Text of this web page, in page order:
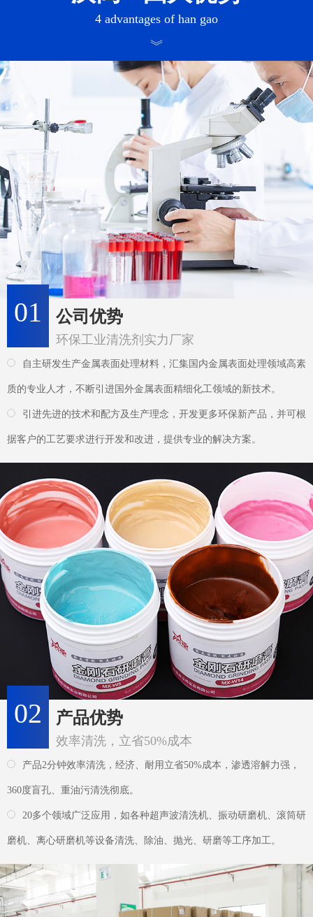
01 公司优势
环保工业清洗剂实力厂家
自主研发生产金属表面处理材料，汇集国内金属表面处理领域高素
质的专业人才，不断引进国外金属表面精细化工领域的新技术。
引进先进的技术和配方及生产理念，开发更多环保新产品，并可根
据客户的工艺要求进行开发和改进，提供专业的解决方案。
02 产品优势
效率清洗，立省50%成本
产品2分钟效率清洗，经济、耐用立省50%成本，渗透溶解力强，
360度盲孔、重油污清洗彻底。
20多个领域广泛应用，如各种超声波清洗机、振动研磨机、滚筒研
磨机、离心研磨机等设备清洗、除油、抛光、研磨等工序加工。